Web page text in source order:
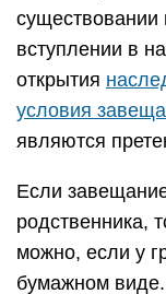
существовании
вступлении в
открытия
условия
являются
Если
родственника,
можно, если у
бумажном виде.